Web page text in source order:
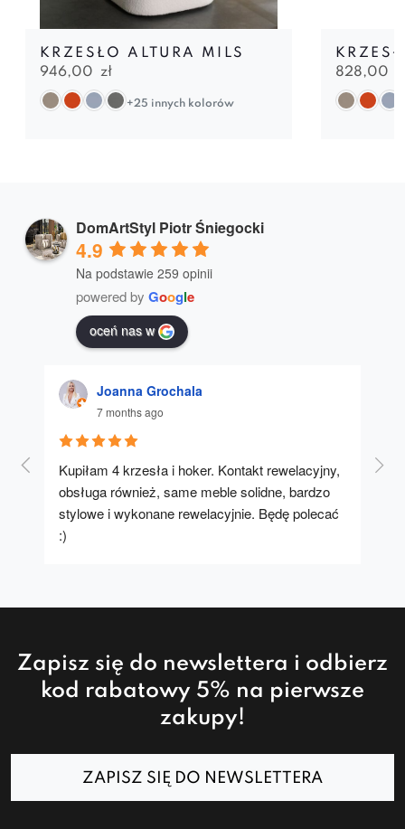
KRZESŁO ALTURA MILS
946,00 zł
+25 innych kolorów
828,00
DomArtStyl Piotr Śniegocki
4.9
Na podstawie 259 opinii
powered by Google
oceń nas w
Joanna Grochala
7 months ago
Kupiłam 4 krzesła i hoker. Kontakt rewelacyjny,
obsługa również, same meble solidne, bardzo
stylowe i wykonane rewelacyjnie. Będę polecać
:)
A
Zapisz się do newslettera i odbierz
kod rabatowy 5% na pierwsze
zakupy!
ZAPISZ SIĘ DO NEWSLETTERA